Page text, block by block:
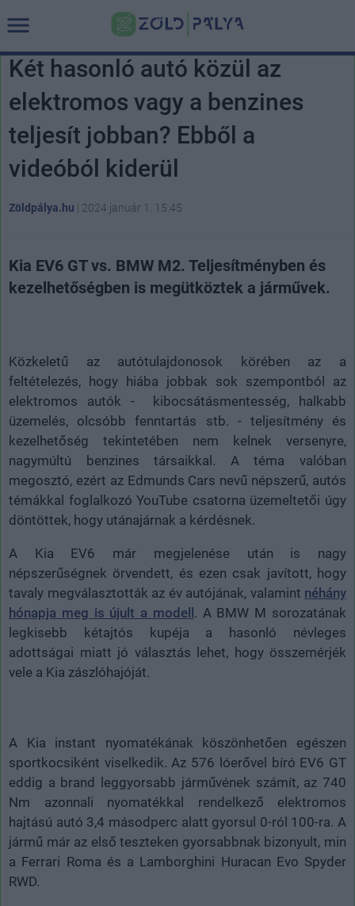
Két hasonló autó közül az
elektromos vagy a benzines
teljesít jobban? Ebből a
videóból kiderül
Zöldpálya.hu | 2024 január 1. 15:45
Kia EV6 GT vs. BMW M2. Teljesítményben és
kezelhetőségben is megütköztek a járművek.
Közkeletű az autótulajdonosok körében az a
feltételezés, hogy hiába jobbak sok szempontból az
elektromos autók - kibocsátásmentesség, halkabb
üzemelés, olcsóbb fenntartás stb. - teljesítmény és
kezelhetőség tekintetében nem kelnek versenyre,
nagymúltú benzines társaikkal. A téma valóban
megosztó, ezért az Edmunds Cars nevű népszerű, autós
témákkal foglalkozó YouTube csatorna üzemeltetői úgy
döntöttek, hogy utánajárnak a kérdésnek.
A Kia EV6 már megjelenése után is nagy
népszerűségnek örvendett, és ezen csak javított, hogy
tavaly megválasztották az év autójának, valamint néhány
hónapja meg is újult a modell . A BMW M sorozatának
legkisebb kétajtós kupéja a hasonló névleges
adottságai miatt jó választás lehet, hogy összemérjék
vele a Kia zászlóhajóját.
A Kia instant nyomatékának köszönhetően egészen
sportkocsiként viselkedik. Az 576 lóerővel bíró EV6 GT
eddig a brand leggyorsabb járművének számít, az 740
Nm azonnali nyomatékkal rendelkező elektromos
hajtású autó 3,4 másodperc alatt gyorsul 0-ról 100-ra. A
jármű már az első teszteken gyorsabbnak bizonyult, min
a Ferrari Roma és a Lamborghini Huracan Evo Spyder
RWD.